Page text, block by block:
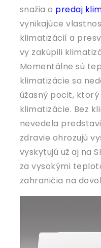
snažia o predaj
vynikajúce
klimatizácií a
vy zakúpili
Momentálne sú
klimatizácie sa
úžasný pocit,
klimatizácie. Bez
nevedela
zdravie ohrozujú
vyskytujú už aj na
za vysokými
zahraničia na